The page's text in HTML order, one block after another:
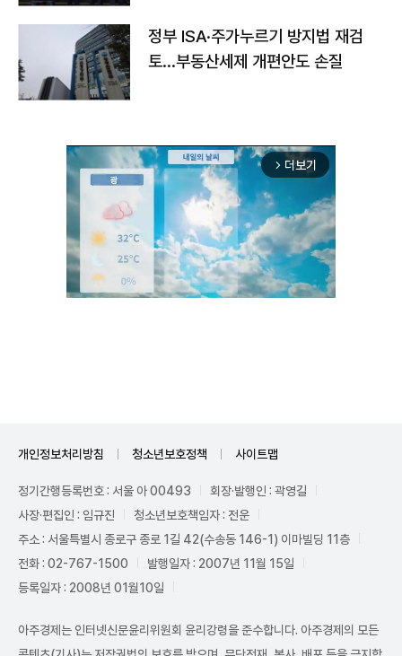
정부 ISA·주가누르기 방지법 재검
토…부동산세제 개편안도 손질
arrow_forward_ios 더보기
개인정보처리방침 청소년보호정책 사이트맵
정기간행등록번호 : 서울 아 00493
회장·발행인 : 곽영길
사장·편집인 : 임규진
청소년보호책임자 : 전운
주소 : 서울특별시 종로구 종로 1길 42(수송동 146-1) 이마빌딩 11층
전화 : 02-767-1500
발행일자 : 2007년 11월 15일
등록일자 : 2008년 01월10일
아주경제는 인터넷신문윤리위원회 윤리강령을 준수합니다. 아주경제의 모든